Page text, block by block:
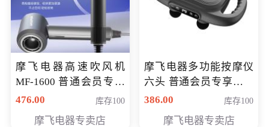
摩飞电器高速吹风机
MF-1600 普通会员专享
价298元
476.00 库存100
摩飞电器专卖店
摩飞电器多功能按摩仪
六头 普通会员专享价格
199元
386.00 库存100
摩飞电器专卖店